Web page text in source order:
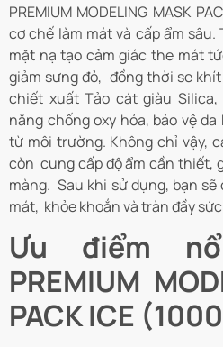
PREMIUM MODELING MASK
cơ chế làm mát và cấp ẩm
mặt nạ tạo cảm giác the mát
giảm sưng đỏ, đồng thời se
chiết xuất Tảo cát giàu
năng chống oxy hóa, bảo vệ
từ môi trường. Không chỉ vậy,
còn cung cấp độ ẩm cần thiết,
màng. Sau khi sử dụng, bạn
mát, khỏe khoắn và tràn đầy
Ưu điểm
PREMIUM
PACK ICE